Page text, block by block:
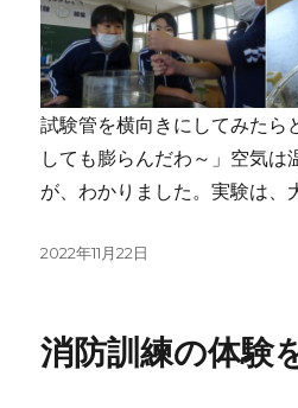
試験管を横向きにしてみたら
しても膨らんだわ～」空気は
が、わかりました。実験は、
投
2022年11月22日
消防訓練の体験